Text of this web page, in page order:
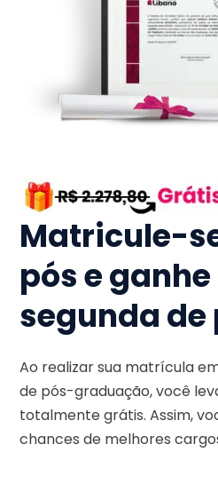
Matricule-
pós e ganhe
segunda de
Ao realizar sua matrícula
de pós-graduação, você
totalmente grátis. Assim,
chances de melhores